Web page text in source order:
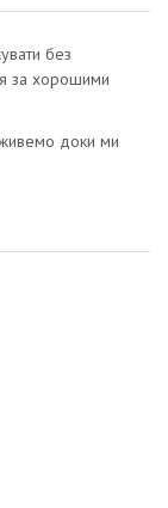
без
за хорошими
доки ми